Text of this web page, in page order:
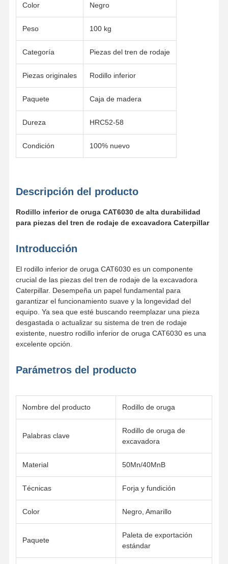
Sobre
Nosotros
Visita A La
Fábrica
Control De
Calidad
Noticias
Todos Los
Casos
Solicitar Una
Partes del tren
Front Idler
Cadena de vías
Zapata de la oruga
Pernos de pista
Color Negro
Peso 100 kg
Categoría Piezas del tren de rodaje
Piezas originales Rodillo inferior
Paquete Caja de madera
Dureza HRC52-58
Condición 100% nuevo
Descripción del producto
Rodillo inferior de oruga CAT6030 de alta durabilidad
para piezas del tren de rodaje de excavadora Caterpillar
Introducción
El rodillo inferior de oruga CAT6030 es un componente
crucial de las piezas del tren de rodaje de la excavadora
Caterpillar. Desempeña un papel fundamental para
garantizar el funcionamiento suave y la longevidad del
equipo. Ya sea que esté buscando reemplazar una pieza
desgastada o actualizar su sistema de tren de rodaje
existente, nuestro rodillo inferior de oruga CAT6030 es una
excelente opción.
Parámetros del producto
Nombre del producto Rodillo de oruga
Palabras clave
Rodillo de oruga de
excavadora
Material 50Mn/40MnB
Técnicas Forja y fundición
Color Negro, Amarillo
Paquete
Paleta de exportación
estándar